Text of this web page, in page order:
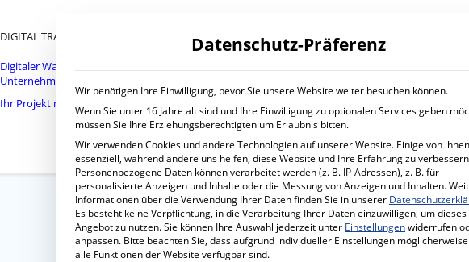
DIGITAL TRANSFORMATION
Digitaler Wandel im
Unternehmen
Ihr Projekt mit uns
IT SERVICES
IT Managed Services
Ihr Projekt mit uns
CYBER
Mehr
Ihr
Datenschutz-Präferenz
Wir benötigen Ihre Einwilligung, bevor Sie unsere Website weiter besuchen können.
Wenn Sie unter 16 Jahre alt sind und Ihre Einwilligung zu optionalen Services geben
müssen Sie Ihre Erziehungsberechtigten um Erlaubnis bitten.
Wir verwenden Cookies und andere Technologien auf unserer Website. Einige von
essenziell, während andere uns helfen, diese Website und Ihre Erfahrung zu
Personenbezogene Daten können verarbeitet werden (z. B. IP-Adressen), z. B. für
personalisierte Anzeigen und Inhalte oder die Messung von Anzeigen und Inhalten.
Informationen über die Verwendung Ihrer Daten finden Sie in unserer
Es besteht keine Verpflichtung, in die Verarbeitung Ihrer Daten einzuwilligen, um dieses
Angebot zu nutzen.Sie können Ihre Auswahl jederzeit unter Einstellungenwiderrufen
anpassen. Bitte beachten Sie, dass aufgrund individueller Einstellungen
alle Funktionen der Website verfügbar sind.